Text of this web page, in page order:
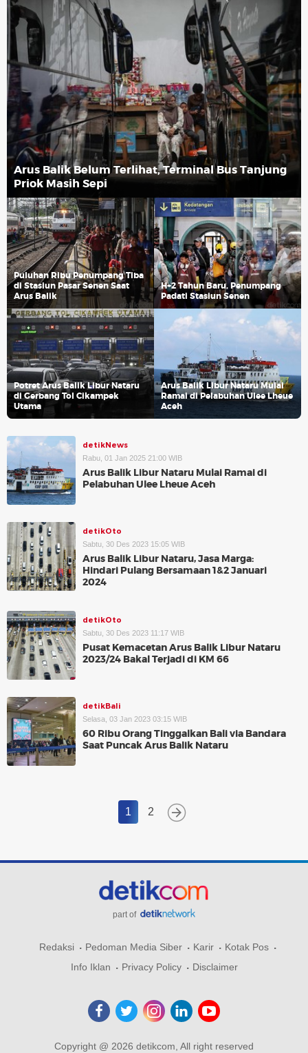
Arus Balik Belum Terlihat, Terminal Bus Tanjung
Priok Masih Sepi
Puluhan Ribu Penumpang Tiba
di Stasiun Pasar Senen Saat
Arus Balik
H+2 Tahun Baru, Penumpang
Padati Stasiun Senen
Potret Arus Balik Libur Nataru
di Gerbang Tol Cikampek
Utama
Arus Balik Libur Nataru Mulai
Ramai di Pelabuhan Ulee Lheue
Aceh
detikNews
Rabu, 01 Jan 2025 21:00 WIB
Arus Balik Libur Nataru Mulai Ramai di
Pelabuhan Ulee Lheue Aceh
detikOto
Sabtu, 30 Des 2023 15:05 WIB
Arus Balik Libur Nataru, Jasa Marga:
Hindari Pulang Bersamaan 1&2 Januari
2024
detikOto
Sabtu, 30 Des 2023 11:17 WIB
Pusat Kemacetan Arus Balik Libur Nataru
2023/24 Bakal Terjadi di KM 66
detikBali
Selasa, 03 Jan 2023 03:15 WIB
60 Ribu Orang Tinggalkan Bali via Bandara
Saat Puncak Arus Balik Nataru
1 2
part of
Redaksi Pedoman Media Siber Karir
Kotak Pos
Info Iklan
Privacy Policy Disclaimer
Copyright @ 2026 detikcom, All right reserved